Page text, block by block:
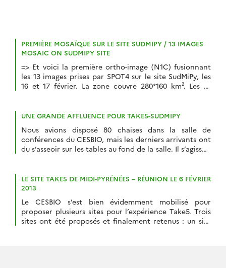
PREMIÈRE MOSAÏQUE SUR LE SITE SUDMIPY / 13 IMAGES
MOSAIC ON SUDMIPY SITE
=> Et voici la première ortho-image (N1C) fusionnant
les 13 images prises par SPOT4 sur le site SudMiPy, les
16 et 17 février. La zone couvre 280*160 km². Les 13
l’après midi, en utilisant le prototype du […]
UNE GRANDE AFFLUENCE POUR TAKE5-SUDMIPY
Nous avions disposé 80 chaises dans la salle de
conférences du CESBIO, mais les derniers arrivants ont
du s’asseoir sur les tables au fond de la salle. Il s’agissait
Pyrénées. Sont venus : Pour ceux qui n’auraient pas pu
entrer dans […]
LE SITE TAKE5 DE MIDI-PYRÉNÉES – RÉUNION LE 6 FÉVRIER
2013
Le CESBIO s’est bien évidemment mobilisé pour
proposer plusieurs sites pour l’expérience Take5. Trois
sites ont été proposés et finalement retenus : un site